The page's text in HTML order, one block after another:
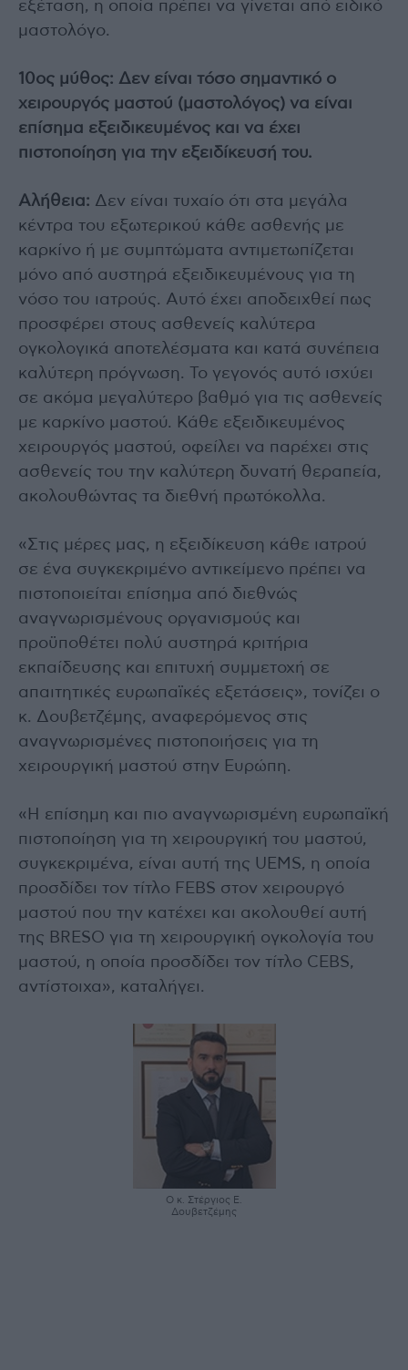
εξέταση, η οποία πρέπει να γίνεται από ειδικό
μαστολόγο.
10ος μύθος: Δεν είναι τόσο σημαντικό ο
χειρουργός μαστού (μαστολόγος) να είναι
επίσημα εξειδικευμένος και να έχει
πιστοποίηση για την εξειδίκευσή του.
Αλήθεια: Δεν είναι τυχαίο ότι στα μεγάλα
κέντρα του εξωτερικού κάθε ασθενής με
καρκίνο ή με συμπτώματα αντιμετωπίζεται
μόνο από αυστηρά εξειδικευμένους για τη
νόσο του ιατρούς. Αυτό έχει αποδειχθεί πως
προσφέρει στους ασθενείς καλύτερα
ογκολογικά αποτελέσματα και κατά συνέπεια
καλύτερη πρόγνωση. Το γεγονός αυτό ισχύει
σε ακόμα μεγαλύτερο βαθμό για τις ασθενείς
με καρκίνο μαστού. Κάθε εξειδικευμένος
χειρουργός μαστού, οφείλει να παρέχει στις
ασθενείς του την καλύτερη δυνατή θεραπεία,
ακολουθώντας τα διεθνή πρωτόκολλα.
«Στις μέρες μας, η εξειδίκευση κάθε ιατρού
σε ένα συγκεκριμένο αντικείμενο πρέπει να
πιστοποιείται επίσημα από διεθνώς
αναγνωρισμένους οργανισμούς και
προϋποθέτει πολύ αυστηρά κριτήρια
εκπαίδευσης και επιτυχή συμμετοχή σε
απαιτητικές ευρωπαϊκές εξετάσεις», τονίζει ο
κ. Δουβετζέμης, αναφερόμενος στις
αναγνωρισμένες πιστοποιήσεις για τη
χειρουργική μαστού στην Ευρώπη.
«Η επίσημη και πιο αναγνωρισμένη ευρωπαϊκή
πιστοποίηση για τη χειρουργική του μαστού,
συγκεκριμένα, είναι αυτή της UEMS, η οποία
προσδίδει τον τίτλο FEBS στον χειρουργό
μαστού που την κατέχει και ακολουθεί αυτή
της BRESO για τη χειρουργική ογκολογία του
μαστού, η οποία προσδίδει τον τίτλο CEBS,
αντίστοιχα», καταλήγει.
Ο κ. Στέργιος Ε.
Δουβετζέμης